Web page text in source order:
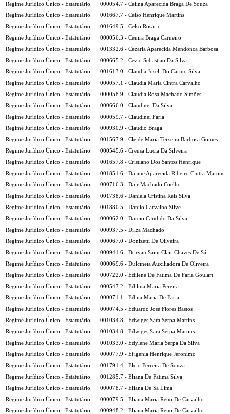
Regime Jurídico Único - Estatutário
000054.7 - Celina Aparecida Braga De Souza
Regime Jurídico Único - Estatutário
001667.7 - Celso Henrique Martins
Regime Jurídico Único - Estatutário
001649.5 - Celso Rosario
Regime Jurídico Único - Estatutário
000056.3 - Cenira Braga Carneiro
Regime Jurídico Único - Estatutário
001332.6 - Cezaria Aparecida Mendonca Barbosa
Regime Jurídico Único - Estatutário
000665.2 - Cezio Sebastiao Da Silva
Regime Jurídico Único - Estatutário
001613.0 - Claudia Joseli Do Carmo Silva
Regime Jurídico Único - Estatutário
000057.1 - Claudia Maria Cintra Carvalho
Regime Jurídico Único - Estatutário
000058.9 - Claudia Rosa Machado Simões
Regime Jurídico Único - Estatutário
000666.0 - Claudinei Da Silva
Regime Jurídico Único - Estatutário
000059.7 - Claudinei Faria
Regime Jurídico Único - Estatutário
000930.9 - Claudio Braga
Regime Jurídico Único - Estatutário
001567.9 - Cleide Maria Teixeira Barbosa Gomes
Regime Jurídico Único - Estatutário
000545.6 - Creusa Lucia Da Silveira
Regime Jurídico Único - Estatutário
001657.8 - Cristiano Dos Santos Henrique
Regime Jurídico Único - Estatutário
001851.6 - Daiane Aparecida Ribeiro Cintra Martins
Regime Jurídico Único - Estatutário
000716.3 - Dair Machado Coelho
Regime Jurídico Único - Estatutário
001738.6 - Daniela Cristina Reis Silva
Regime Jurídico Único - Estatutário
001880.5 - Danilo Carvalho Silve
Regime Jurídico Único - Estatutário
000062.0 - Darcio Candido Da Silva
Regime Jurídico Único - Estatutário
000937.5 - Dilza Machado
Regime Jurídico Único - Estatutário
000067.0 - Donizetti De Oliveira
Regime Jurídico Único - Estatutário
000941.6 - Doryan Saint Clair Chaves De Sá
Regime Jurídico Único - Estatutário
000069.6 - Dulcineia Auxiliadora De Oliveira
Regime Jurídico Único - Estatutário
000722.0 - Edilene De Fatima De Faria Goulart
Regime Jurídico Único - Estatutário
000547.2 - Edilma Maria Pereira
Regime Jurídico Único - Estatutário
000071.1 - Edina Maria De Faria
Regime Jurídico Único - Estatutário
000074.5 - Eduardo José Flores Bastos
Regime Jurídico Único - Estatutário
001034.8 - Edwiges Sara Serpa Martins
Regime Jurídico Único - Estatutário
001034.8 - Edwiges Sara Serpa Martins
Regime Jurídico Único - Estatutário
001033.0 - Edylene Maria Serpa Da Silva
Regime Jurídico Único - Estatutário
000077.9 - Efigenia Henrique Jeronimo
Regime Jurídico Único - Estatutário
001791.4 - Elcio Ferreira De Souza
Regime Jurídico Único - Estatutário
001285.7 - Eliana De Fatima Silva
Regime Jurídico Único - Estatutário
000078.7 - Eliana De Sa Lima
Regime Jurídico Único - Estatutário
000079.5 - Eliana Maria Reno De Carvalho
Regime Jurídico Único - Estatutário
000948.2 - Eliana Maria Reno De Carvalho